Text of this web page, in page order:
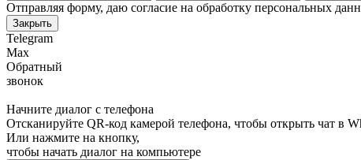
Отправляя форму, даю согласие на обработку персональных
Закрыть
Telegram
Max
Обратный
звонок
Начните диалог с телефона
Отсканируйте QR-код камерой телефона, чтобы открыть чат в
Или нажмите на кнопку,
чтобы начать диалог на компьютере